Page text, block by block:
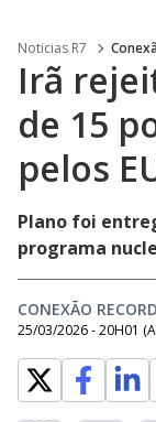
Noticias R7
Irã
de 15
pelos
Plano foi
programa
CONEXÃO
25/03/2026 - 20H01